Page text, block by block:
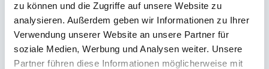
zu können und die Zugriffe auf unsere Website zu
analysieren. Außerdem geben wir Informationen zu Ihrer
Verwendung unserer Website an unsere Partner für
soziale Medien, Werbung und Analysen weiter. Unsere
Partner führen diese Informationen möglicherweise mit